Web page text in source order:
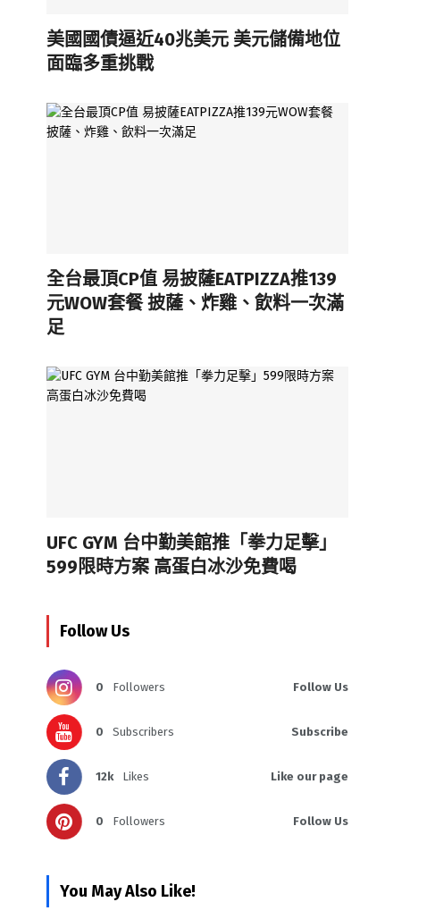
美國國債逼近40兆美元 美元儲備地位
面臨多重挑戰
全台最頂CP值 易披薩EATPIZZA推139
元WOW套餐 披薩、炸雞、飲料一次滿
足
UFC GYM 台中勤美館推「拳力足擊」
599限時方案 高蛋白冰沙免費喝
Follow Us
0 Followers Follow Us
0 Subscribers Subscribe
12k Likes Like our page
0 Followers Follow Us
You May Also Like!